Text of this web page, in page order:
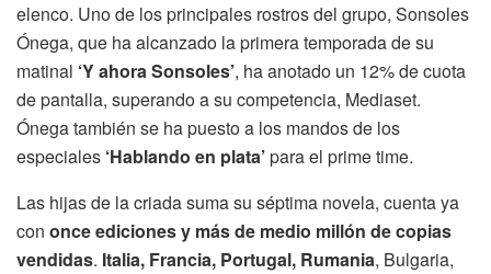
elenco. Uno de los principales rostros del grupo, Sonsoles
Ónega, que ha alcanzado la primera temporada de su
matinal ‘Y ahora Sonsoles’, ha anotado un 12% de cuota
de pantalla, superando a su competencia, Mediaset.
Ónega también se ha puesto a los mandos de los
especiales ‘Hablando en plata’para el prime time.
Las hijas de la criada suma su séptima novela, cuenta ya
con once ediciones y más de medio millón de copias
vendidas. Italia, Francia, Portugal, Rumania, Bulgaria,